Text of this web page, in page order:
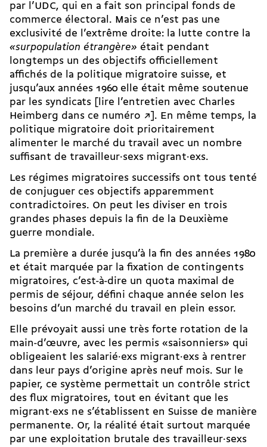
par l’UDC, qui en a fait son principal fonds de
commerce électoral. Mais ce n’est pas une
exclusivité de l’extrême droite: la lutte contre la
«surpopulation étrangère» était pendant
longtemps un des objectifs officiellement
affichés de la politique migratoire suisse, et
jusqu’aux années 1960 elle était même soutenue
par les syndicats
[lire l’entretien avec Charles
Heimberg dans ce numéro ↗︎] . En même temps, la
politique migratoire doit prioritairement
alimenter le marché du travail avec un nombre
suffisant de travailleur·sexs migrant·exs.
Les régimes migratoires successifs ont tous tenté
de conjuguer ces objectifs apparemment
contradictoires. On peut les diviser en trois
grandes phases depuis la fin de la Deuxième
guerre mondiale.
La première a durée jusqu’à la fin des années 1980
et était marquée par la fixation de contingents
migratoires, c’est-à-dire un quota maximal de
permis de séjour, défini chaque année selon les
besoins d’un marché du travail en plein essor.
Elle prévoyait aussi une très forte rotation de la
main-d’œuvre, avec les permis «saisonniers» qui
obligeaient les salarié·exs migrant·exs à rentrer
dans leur pays d’origine après neuf mois. Sur le
papier, ce système permettait un contrôle strict
des flux migratoires, tout en évitant que les
migrant·exs ne s’établissent en Suisse de manière
permanente. Or, la réalité était surtout marquée
par une exploitation brutale des travailleur·sexs